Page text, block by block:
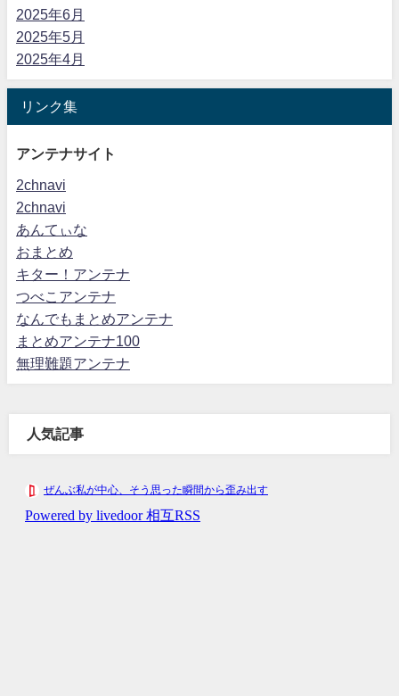
2025年6月
2025年5月
2025年4月
リンク集
アンテナサイト
2chnavi
2chnavi
あんてぃな
おまとめ
キター！アンテナ
つべこアンテナ
なんでもまとめアンテナ
まとめアンテナ100
無理難題アンテナ
人気記事